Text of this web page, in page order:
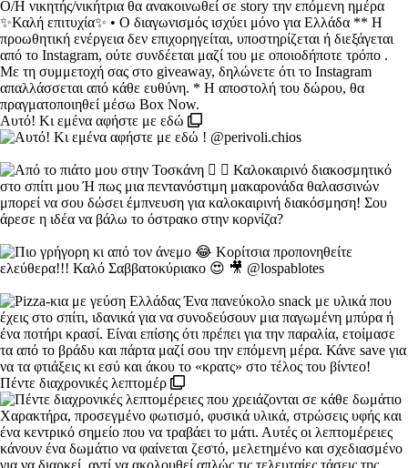
Αυτό! Κι εμένα αφήστε με εδώ
Πέντε διαχρονικές λεπτομέρ